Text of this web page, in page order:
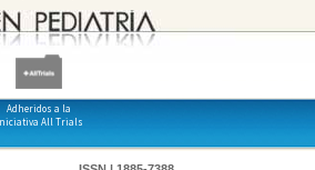
Adheridos a la
All Trials